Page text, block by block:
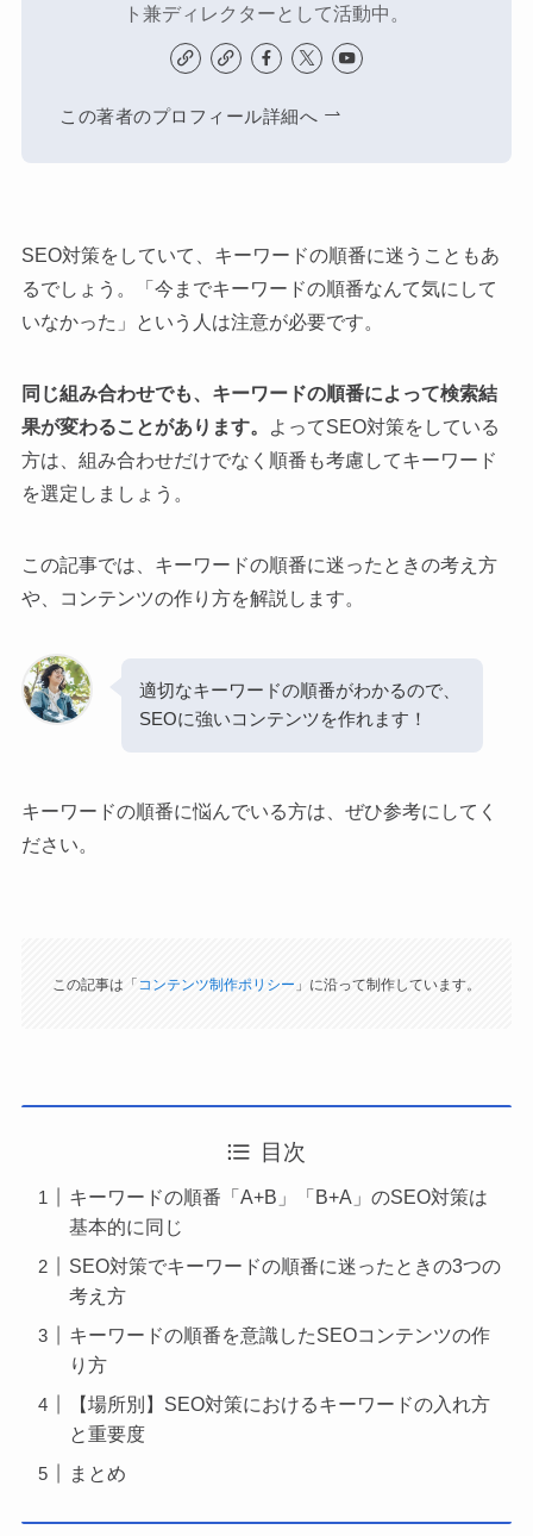
ト兼ディレクターとして活動中。
この著者のプロフィール詳細へ
SEO対策をしていて、キーワードの順番に迷うこともあ
るでしょう。「今までキーワードの順番なんて気にして
いなかった」という人は注意が必要です。
同じ組み合わせでも、キーワードの順番によって検索結
果が変わることがあります。
よってSEO対策をしている
方は、組み合わせだけでなく順番も考慮してキーワード
を選定しましょう。
この記事では、キーワードの順番に迷ったときの考え方
や、コンテンツの作り方を解説します。
適切なキーワードの順番がわかるので、
SEOに強いコンテンツを作れます！
キーワードの順番に悩んでいる方は、ぜひ参考にしてく
ださい。
この記事は「 コンテンツ制作ポリシー 」に沿って制作しています。
目次
キーワードの順番「A+B」「B+A」のSEO対策は
基本的に同じ
SEO対策でキーワードの順番に迷ったときの3つの
考え方
キーワードの順番を意識したSEOコンテンツの作
り方
【場所別】SEO対策におけるキーワードの入れ方
と重要度
まとめ